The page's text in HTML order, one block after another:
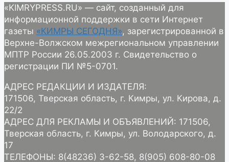
«KIMRYPRESS.RU» — сайт, созданный для
информационной поддержки в сети Интернет
газеты «КИМРЫ СЕГОДНЯ», зарегистрированной в
Верхне-Волжском межрегиональном управлении
МПТР России 26.05.2003 г. Свидетельство о
регистрации ПИ №5-0701.
АДРЕС РЕДАКЦИИ И ИЗДАТЕЛЯ:
171506, Тверская область, г. Кимры, ул. Кирова, д.
22/2
АДРЕС ДЛЯ РЕКЛАМЫ И ОБЪЯВЛЕНИЙ: 171506,
Тверская область, г. Кимры, ул. Володарского, д.
17
ТЕЛЕФОНЫ: 8(48236) 3-62-58, 8(905) 608-80-08